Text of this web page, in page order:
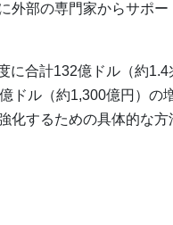
外部の専門家からサポ
に合計132億ドル（約
ドル（約1,300億円）の
化するための具体的な方